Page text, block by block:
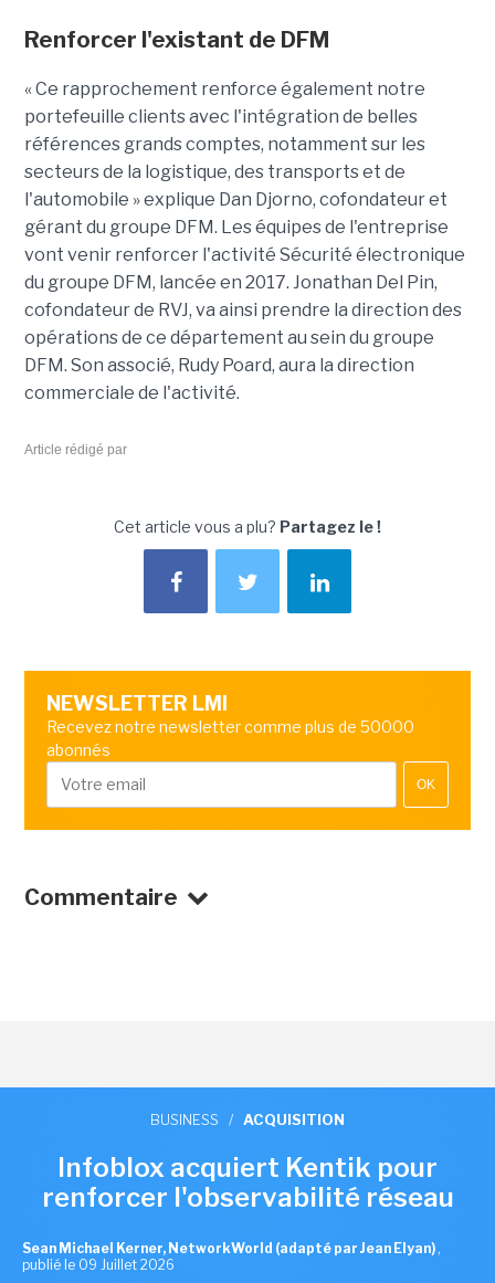
Renforcer l'existant de DFM
« Ce rapprochement renforce également notre
portefeuille clients avec l'intégration de belles
références grands comptes, notamment sur les
secteurs de la logistique, des transports et de
l'automobile » explique Dan Djorno, cofondateur et
gérant du groupe DFM. Les équipes de l'entreprise
vont venir renforcer l'activité Sécurité électronique
du groupe DFM, lancée en 2017. Jonathan Del Pin,
cofondateur de RVJ, va ainsi prendre la direction des
opérations de ce département au sein du groupe
DFM. Son associé, Rudy Poard, aura la direction
commerciale de l'activité.
Article rédigé par
Cet article vous a plu? Partagez le !
NEWSLETTER LMI
Recevez notre newsletter comme plus de 50000
abonnés
OK
Commentaire
BUSINESS / ACQUISITION
Infoblox acquiert Kentik pour
renforcer l'observabilité réseau
Sean Michael Kerner, NetworkWorld (adapté par Jean Elyan) ,
publié le 09 Juillet 2026